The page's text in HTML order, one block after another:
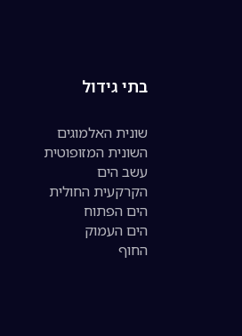
בתי גידול
שונית האלמוגים
השונית המזופוטית
עשב הים
הקרקעית החולית
הים הפתוח
הים העמוק
החוף